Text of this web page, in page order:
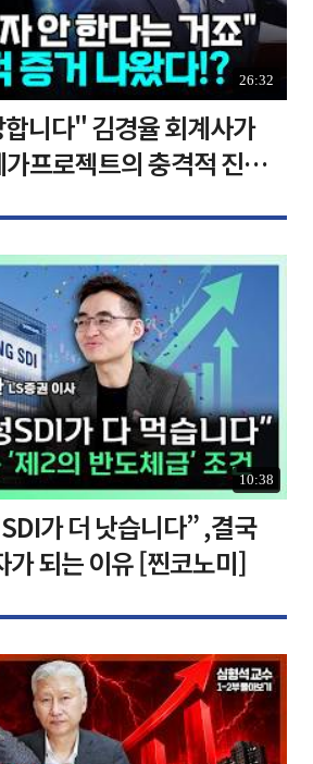
26:32
니다" 김경율 회계사가
프로젝트의 충격적 진실
10:38
가 더 낫습니다” ,결국
가 되는 이유 [찐코노미]